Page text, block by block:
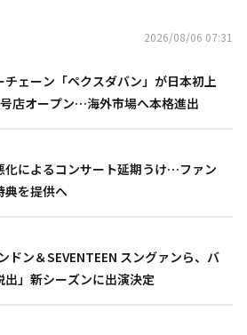
2026/08/06 07:31
ェーン「ペクスダバン」が日本初上
店オープン…海外市場へ本格進出
化によるコンサート延期うけ…ファン
典を提供へ
ドン＆SEVENTEEN スングァンら、バ
出」新シーズンに出演決定